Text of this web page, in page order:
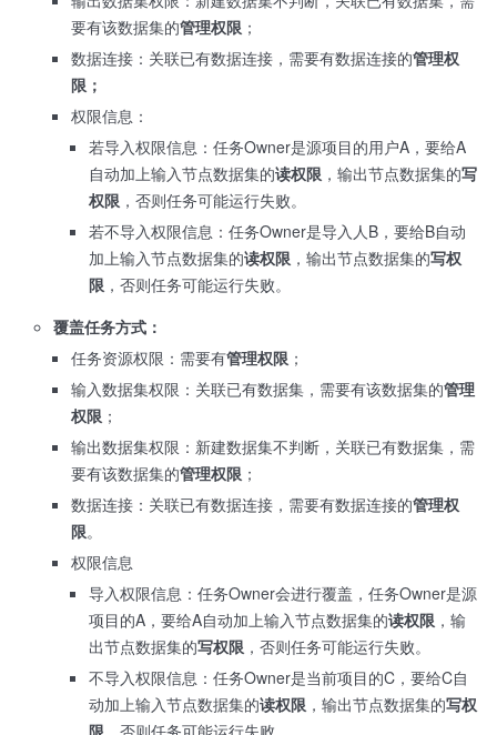
要有该数据集的管理权限 ；
数据连接：关联已有数据连接，需要有数据连接的管理权
限；
权限信息：
若导入权限信息：任务Owner是源项目的用户A，要给A
自动加上输入节点数据集的读权限 ，输出节点数据集的写
权限 ，否则任务可能运行失败。
若不导入权限信息：任务Owner是导入人B，要给B自动
加上输入节点数据集的读权限 ，输出节点数据集的写权
限 ，否则任务可能运行失败。
覆盖任务方式：
任务资源权限：需要有管理权限 ；
输入数据集权限：关联已有数据集，需要有该数据集的管理
权限 ；
输出数据集权限：新建数据集不判断，关联已有数据集，需
要有该数据集的管理权限 ；
数据连接：关联已有数据连接，需要有数据连接的管理权
限。
权限信息
导入权限信息：任务Owner会进行覆盖，任务Owner是源
项目的A，要给A自动加上输入节点数据集的读权限 ，输
出节点数据集的写权限 ，否则任务可能运行失败。
不导入权限信息：任务Owner是当前项目的C，要给C自
动加上输入节点数据集的读权限 ，输出节点数据集的写权
限 ，否则任务可能运行失败。